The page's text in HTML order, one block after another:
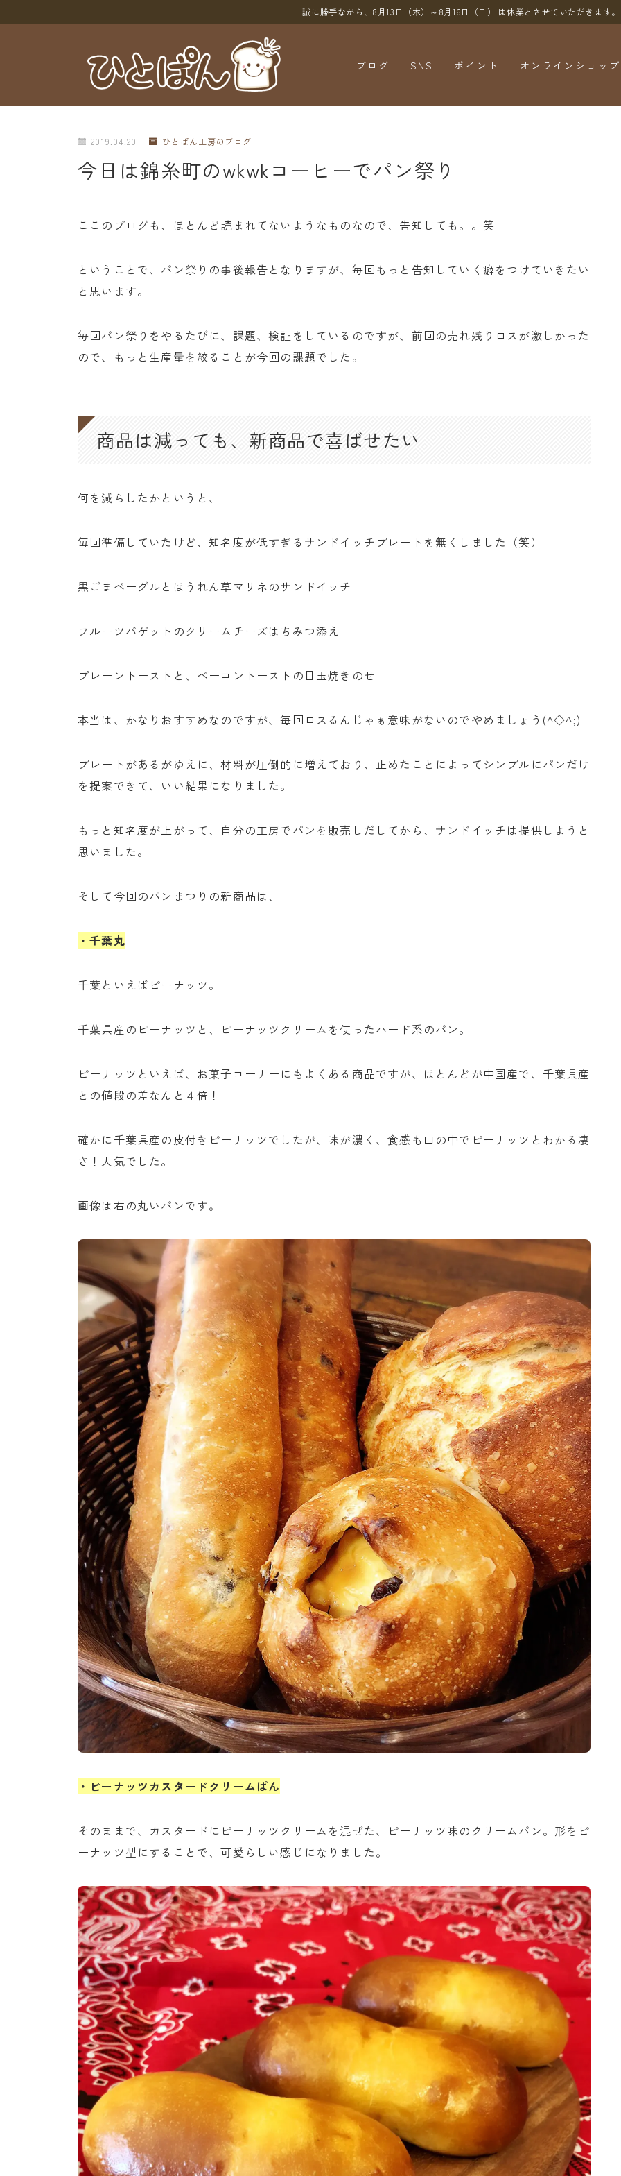
誠に勝手ながら、8月13日（木）～8月16日（日） は休業とさせていただきます。
ブログ SNS ポイント オンラインショップ
2019.04.20 ひとぱん工房のブログ
今日は錦糸町のwkwkコーヒーでパン祭り
ここのブログも、ほとんど読まれてないようなものなので、告知しても。。笑
ということで、パン祭りの事後報告となりますが、毎回もっと告知していく癖をつけていきたい
と思います。
毎回パン祭りをやるたびに、課題、検証をしているのですが、前回の売れ残りロスが激しかった
ので、もっと生産量を絞ることが今回の課題でした。
商品は減っても、新商品で喜ばせたい
何を減らしたかというと、
毎回準備していたけど、知名度が低すぎるサンドイッチプレートを無くしました（笑）
黒ごまベーグルとほうれん草マリネのサンドイッチ
フルーツバゲットのクリームチーズはちみつ添え
プレーントーストと、ベーコントーストの目玉焼きのせ
本当は、かなりおすすめなのですが、毎回ロスるんじゃぁ意味がないのでやめましょう(^◇^;)
プレートがあるがゆえに、材料が圧倒的に増えており、止めたことによってシンプルにパンだけ
を提案できて、いい結果になりました。
もっと知名度が上がって、自分の工房でパンを販売しだしてから、サンドイッチは提供しようと
思いました。
そして今回のパンまつりの新商品は、
・千葉丸
千葉といえばピーナッツ。
千葉県産のピーナッツと、ピーナッツクリームを使ったハード系のパン。
ピーナッツといえば、お菓子コーナーにもよくある商品ですが、ほとんどが中国産で、千葉県産
との値段の差なんと４倍！
確かに千葉県産の皮付きピーナッツでしたが、味が濃く、食感も口の中でピーナッツとわかる凄
さ！人気でした。
画像は右の丸いパンです。
・ピーナッツカスタードクリームぱん
そのままで、カスタードにピーナッツクリームを混ぜた、ピーナッツ味のクリームパン。形をピ
ーナッツ型にすることで、可愛らしい感じになりました。